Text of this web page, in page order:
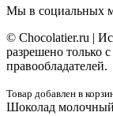
Мы в социальных
© Сhocolatier.ru |
разрешено только
правообладателей.
Товар добавлен в
Шоколад